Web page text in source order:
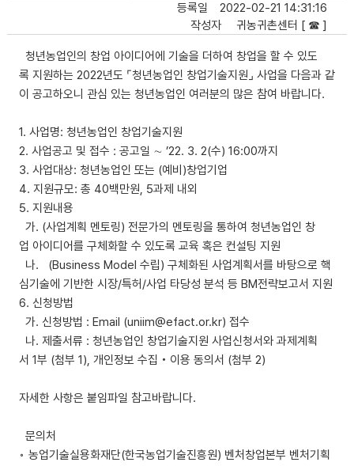
등록일
2022-02-21 14:31:16
작성자
귀농귀촌센터 [ ☎ ]
청년농업인의 창업 아이디어에 기술을 더하여 창업을 할 수 있도
록 지원하는 2022년도 ⌜청년농업인 창업기술지원⌟ 사업을 다음과 같
이 공고하오니 관심 있는 청년농업인 여러분의 많은 참여 바랍니다.
1. 사업명: 청년농업인 창업기술지원
2. 사업공고 및 접수 : 공고일 ∼ ’22. 3. 2(수) 16:00까지
3. 사업대상: 청년농업인 또는 (예비)창업기업
4. 지원규모: 총 40백만원, 5과제 내외
5. 지원내용
가. (사업계획 멘토링) 전문가의 멘토링을 통하여 청년농업인 창
업 아이디어를 구체화할 수 있도록 교육 혹은 컨설팅 지원
나. (Business Model 수립) 구체화된 사업계획서를 바탕으로 핵
심기술에 기반한 시장/특허/사업 타당성 분석 등 BM전략보고서 지원
6. 신청방법
가. 신청방법 : Email (uniim@efact.or.kr) 접수
나. 제출서류 : 청년농업인 창업기술지원 사업신청서와 과제계획
서 1부 (첨부 1), 개인정보 수집‧이용 동의서 (첨부 2)
자세한 사항은 붙임파일 참고바랍니다.
문의처
◦ 농업기술실용화재단(한국농업기술진흥원) 벤처창업본부 벤처기획